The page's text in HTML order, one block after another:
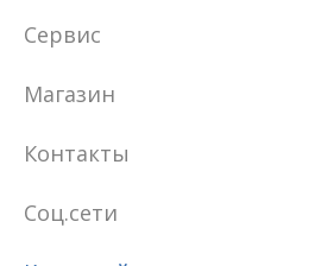
Сервис
Магазин
Контакты
Соц.сети